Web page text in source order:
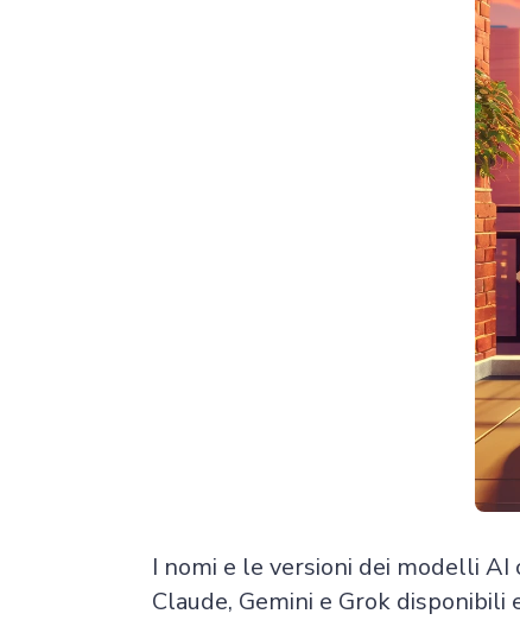
I nomi e le versioni dei modelli
Claude, Gemini e Grok